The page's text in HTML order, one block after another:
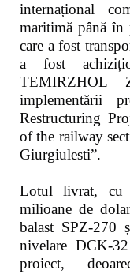
internațional
maritimă până în
care a fost
a fost
TEMIRZHOL
implementării
Restructuring
of the railway
Giurgiulesti”.
Lotul livrat, cu
milioane de
balast SPZ-270
nivelare DCK-
proiect,